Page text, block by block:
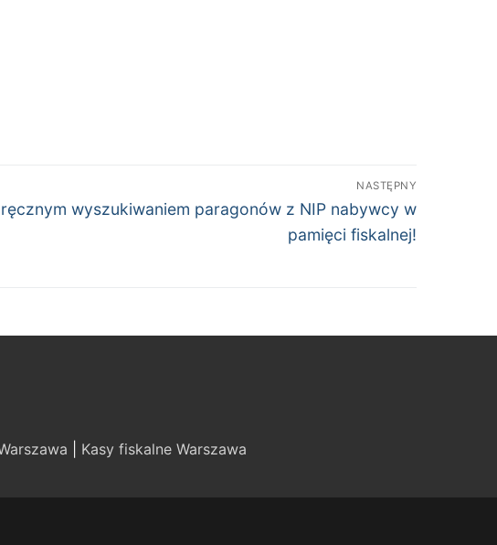
NASTĘPNY
wyszukiwaniem paragonów z NIP nabywcy w
pamięci fiskalnej!
Kasy fiskalne Warszawa